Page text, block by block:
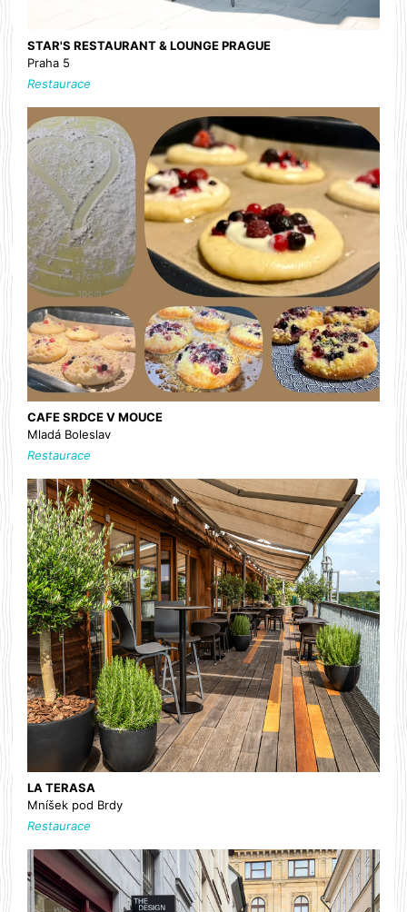
STAR'S RESTAURANT & LOUNGE PRAGUE
Praha 5
Restaurace
CAFE SRDCE V MOUCE
Mladá Boleslav
Restaurace
LA TERASA
Mníšek pod Brdy
Restaurace